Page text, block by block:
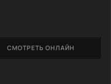
СМОТРЕТЬ ОНЛАЙН